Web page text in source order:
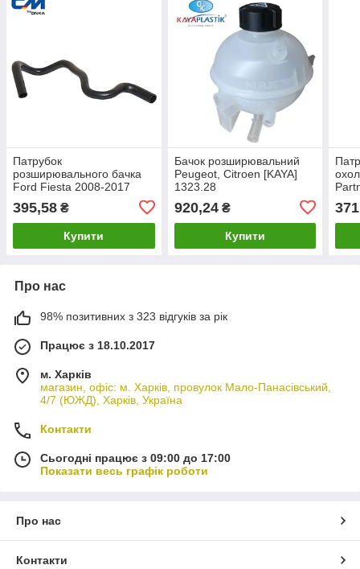
Патрубок
розширювального бачка
Ford Fiesta 2008-2017
1740697
395,58 ₴
Купити
Бачок розширювальний
Peugeot, Citroen [KAYA]
1323.28
920,24₴
Купити
Про нас
98% позитивних з 323 відгуків за рік
Працює з 18.10.2017
м. Харків
магазин, офіс: м. Харків, провулок Мало-Панасівський,
4/7 (ЮЖД), Харків, Україна
Контакти
Сьогодні працює з 09:00 до 17:00
Показати весь графік роботи
Про нас
Контакти